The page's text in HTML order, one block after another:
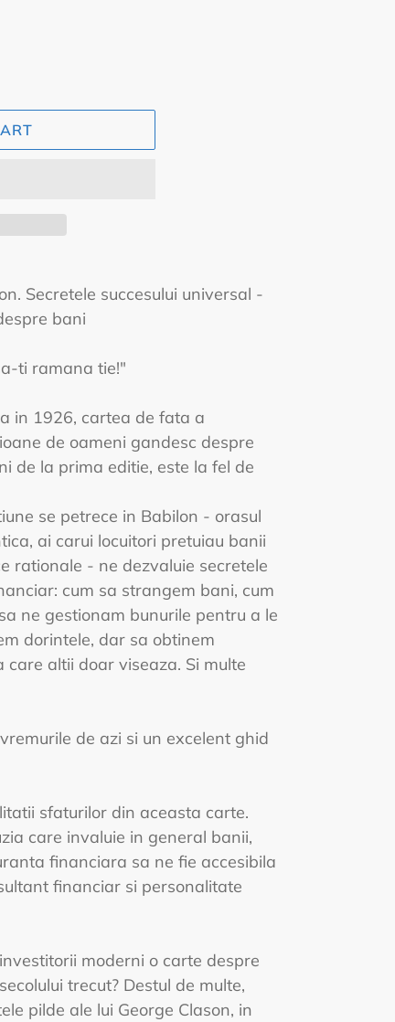
Secretele succesului universal -
bani
ti ramana tie!"
in 1926, cartea de fata a
de oameni gandesc despre
de la prima editie, este la fel de
se petrece in Babilon - orasul
ai carui locuitori pretuiau banii
rationale - ne dezvaluie secretele
cum sa strangem bani, cum
ne gestionam bunurile pentru a le
dorintele, dar sa obtinem
care altii doar viseaza. Si multe
de azi si un excelent ghid
sfaturilor din aceasta carte.
care invaluie in general banii,
financiara sa ne fie accesibila
financiar si personalitate
moderni o carte despre
trecut? Destul de multe,
pilde ale lui George Clason, in